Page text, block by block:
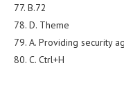
77. B.72
78. D. Theme
79. A. Providing security
80. C. Ctrl+H